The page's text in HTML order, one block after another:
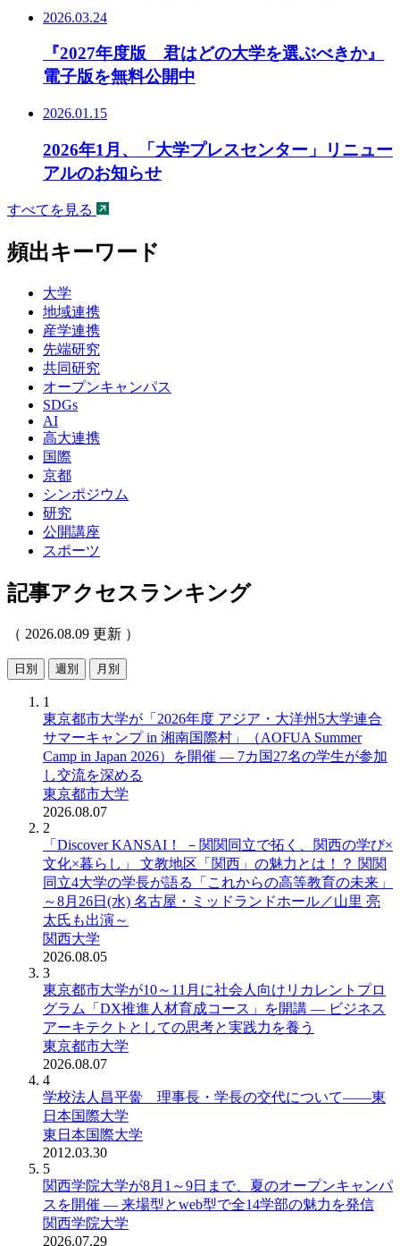
2026.03.24
『2027年度版 君はどの大学を選ぶべきか』
電子版を無料公開中
2026.01.15
2026年1月、「大学プレスセンター」リニュー
アルのお知らせ
すべてを見る
頻出キーワード
大学
地域連携
産学連携
先端研究
共同研究
オープンキャンパス
SDGs
AI
高大連携
国際
京都
シンポジウム
研究
公開講座
スポーツ
記事アクセスランキング
（ 2026.08.09 更新 ）
日別 週別 月別
1
東京都市大学が「2026年度 アジア・大洋州5大学連合
サマーキャンプ in 湘南国際村」（AOFUA Summer
Camp in Japan 2026）を開催 ― 7カ国27名の学生が参加
し交流を深める
東京都市大学
2026.08.07
2
「Discover KANSAI！ －関関同立で拓く、関西の学び×
文化×暮らし」 文教地区「関西」の魅力とは！？ 関関
同立4大学の学長が語る「これからの高等教育の未来」
～8月26日(水) 名古屋・ミッドランドホール／山里 亮
太氏も出演～
関西大学
2026.08.05
3
東京都市大学が10～11月に社会人向けリカレントプロ
グラム「DX推進人材育成コース」を開講 ― ビジネス
アーキテクトとしての思考と実践力を養う
東京都市大学
2026.08.07
4
学校法人昌平黌 理事長・学長の交代について――東
日本国際大学
東日本国際大学
2012.03.30
5
関西学院大学が8月1～9日まで、夏のオープンキャンパ
スを開催 ― 来場型とweb型で全14学部の魅力を発信
関西学院大学
2026.07.29